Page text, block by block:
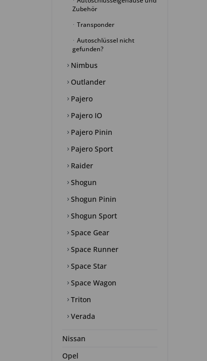
Zubehör
Transponder
Autoschlüssel nicht
gefunden?
Nimbus
Outlander
Pajero
Pajero IO
Pajero Pinin
Pajero Sport
Raider
Shogun
Shogun Pinin
Shogun Sport
Space Gear
Space Runner
Space Star
Space Wagon
Triton
Verada
Nissan
Opel